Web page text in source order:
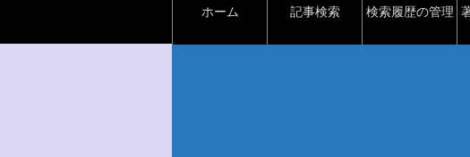
ホーム 記事検索 検索履歴の管理